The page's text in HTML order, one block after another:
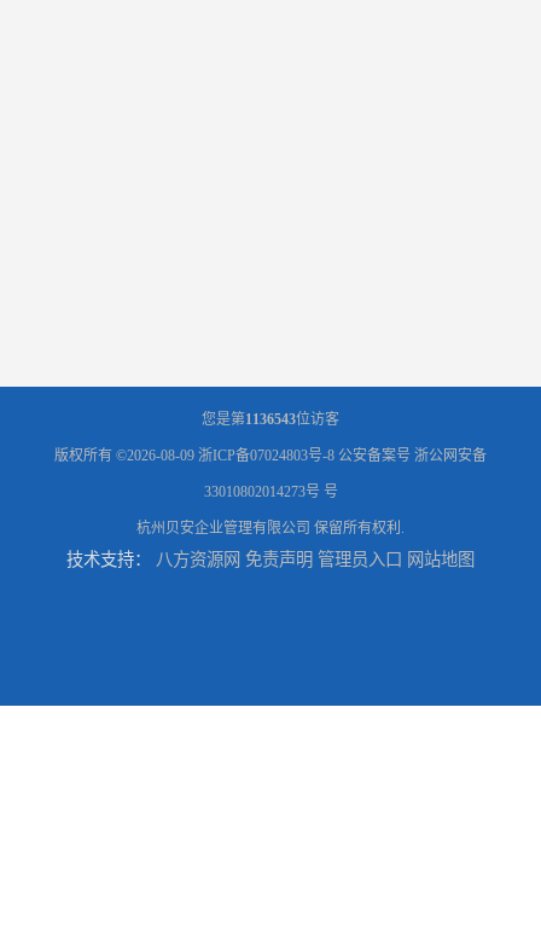
您是第1136543位访客
版权所有 ©2026-08-09 浙ICP备07024803号-8 公安备案号 浙公网安备
33010802014273号 号
杭州贝安企业管理有限公司 保留所有权利.
技术支持： 八方资源网 免责声明 管理员入口 网站地图